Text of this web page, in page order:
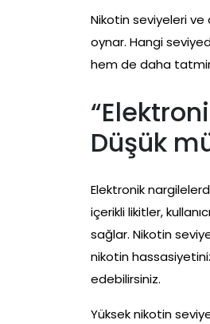
Nikotin seviyeleri
oynar. Hangi
hem de daha
Düşük
Elektronik
içerikli likitler,
sağlar. Nikotin
nikotin
edebilirsiniz.
Yüksek nikotin